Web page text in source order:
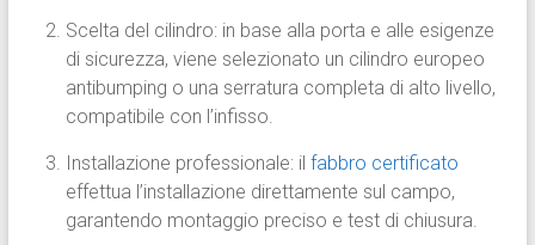
Scelta del cilindro: in base alla porta e alle esigenze
di sicurezza, viene selezionato un cilindro europeo
antibumping o una serratura completa di alto livello,
compatibile con l’infisso.
Installazione professionale: il fabbro certificato
effettua l’installazione direttamente sul campo,
garantendo montaggio preciso e test di chiusura.